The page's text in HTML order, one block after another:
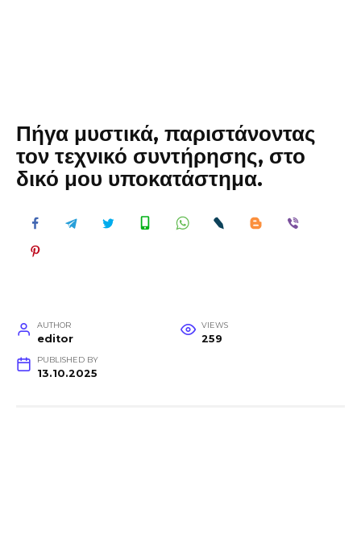
Πήγα μυστικά, παριστάνοντας
τον τεχνικό συντήρησης, στο
δικό μου υποκατάστημα.
AUTHOR
editor
VIEWS
259
PUBLISHED BY
13.10.2025